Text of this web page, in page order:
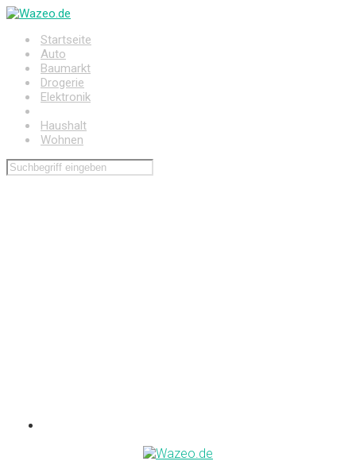
Zum
springenStartseite
Auto
Baumarkt
Drogerie
Elektronik
Haushalt
Wohnen